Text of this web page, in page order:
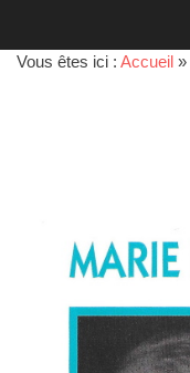
Vous êtes ici : Accueil »